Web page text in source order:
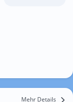
Mehr Details